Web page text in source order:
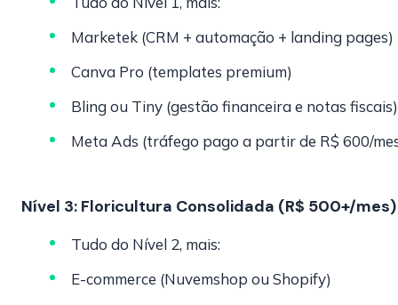
Marketek (CRM + automação + landing pages)
Canva Pro (templates premium)
Bling ou Tiny (gestão financeira e notas fiscais)
Meta Ads (tráfego pago a partir de R$ 600/
Nível 3: Floricultura Consolidada (R$ 500+/mes)
Tudo do Nível 2, mais:
E-commerce (Nuvemshop ou Shopify)